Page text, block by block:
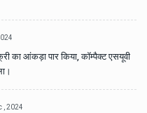
का आंकड़ा पार किया, कॉम्पैक्ट एसयूवी
, 2024